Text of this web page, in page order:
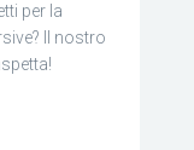
per la
Il nostro